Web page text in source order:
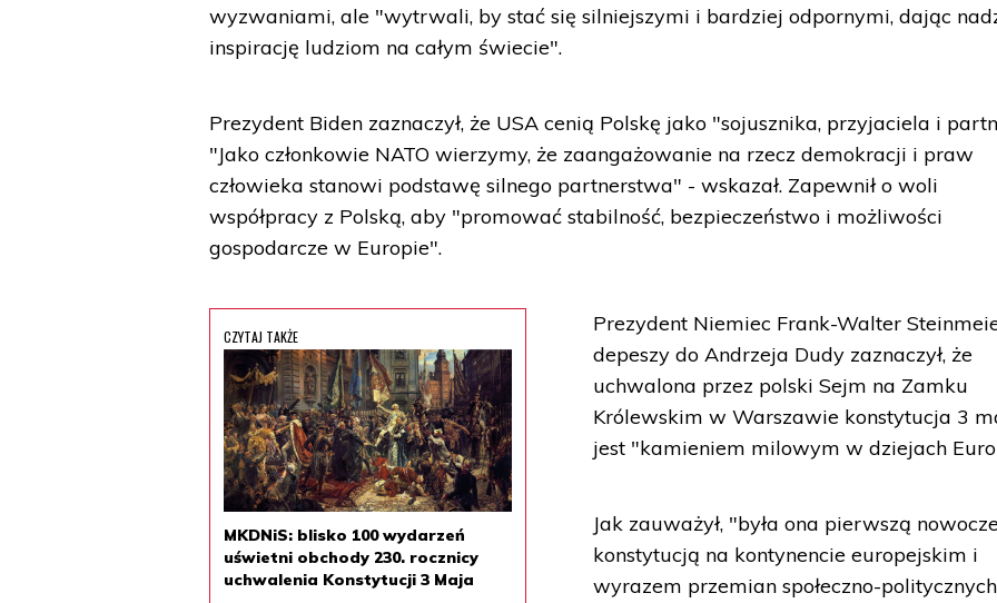
wyzwaniami, ale "wytrwali, by stać się silniejszymi i bardziej odpornymi, dając
inspirację ludziom na całym świecie".
Prezydent Biden zaznaczył, że USA cenią Polskę jako "sojusznika, przyjaciela i
"Jako członkowie NATO wierzymy, że zaangażowanie na rzecz demokracji i praw
człowieka stanowi podstawę silnego partnerstwa" - wskazał. Zapewnił o woli
współpracy z Polską, aby "promować stabilność, bezpieczeństwo i możliwości
gospodarcze w Europie".
CZYTAJ TAKŻE
MKDNiS: blisko 100 wydarzeń
uświetni obchody 230. rocznicy
uchwalenia Konstytucji 3 Maja
Prezydent Niemiec Frank-Walter
depeszy do Andrzeja Dudy zaznaczył, że
uchwalona przez polski Sejm na Zamku
Królewskim w Warszawie konstytucja 3
jest "kamieniem milowym w dziejach
Jak zauważył, "była ona pierwszą
konstytucją na kontynencie europejskim i
wyrazem przemian społeczno-politycznych